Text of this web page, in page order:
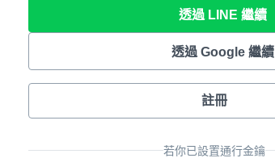
透過 LINE 繼續
透過 Google 繼續
註冊
若你已設置通行金鑰